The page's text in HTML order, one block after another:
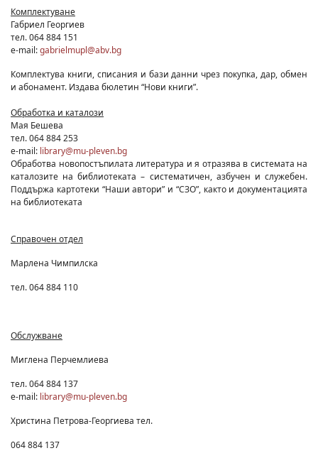
Комплектуване
Габриел Георгиев
тел. 064 884 151
e-mail:gabrielmupl@abv.bg
Комплектува книги, списания и бази данни чрез покупка, дар, обмен
и абонамент. Издава бюлетин “Нови книги”.
Обработка и каталози
Мая Бешева
тел. 064 884 253
e-mail: library@mu-pleven.bg
Обработва новопостъпилата литература и я отразява в системата на
каталозите на библиотеката – систематичен, азбучен и служебен.
Поддържа картотеки “Наши автори” и “СЗО”, както и документацията
на библиотеката
Справочен отдел
Марлена Чимпилска
тел. 064 884 110
Обслужване
Миглена Перчемлиева
тел. 064 884 137
e-mail: library@mu-pleven.bg
Христина Петрова-Георгиева тел.
064 884 137